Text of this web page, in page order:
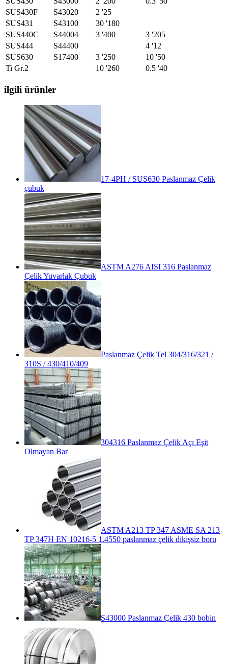
SUS430F
S43020
2 '25
SUS431
S43100
30 '180
SUS440C
S44004 3 '400
3 '205
SUS444
S44400
4 '12
SUS630
S17400 3 '250
10 '50
Ti Gr.2
10 '260 0.5 '40
ilgili ürünler
17-4PH / SUS630 Paslanmaz Çelik
çubuk
ASTM A276 AISI 316 Paslanmaz
Çelik Yuvarlak Çubuk
Paslanmaz Çelik Tel 304/316/321 /
310S / 430/410/409
304316 Paslanmaz Çelik Açı Eşit
Olmayan Bar
ASTM A213 TP 347 ASME SA 213
TP 347H EN 10216-5 1.4550 paslanmaz çelik dikişsiz boru
S43000 Paslanmaz Çelik 430 bobin